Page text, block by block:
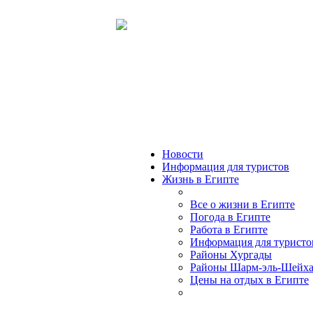
Новости
Информация для туристов
Жизнь в Египте
Все о жизни в Египте
Погода в Египте
Работа в Египте
Информация для
Районы Хургады
Районы Шарм-эль-Шейха
Цены на отдых в Египте